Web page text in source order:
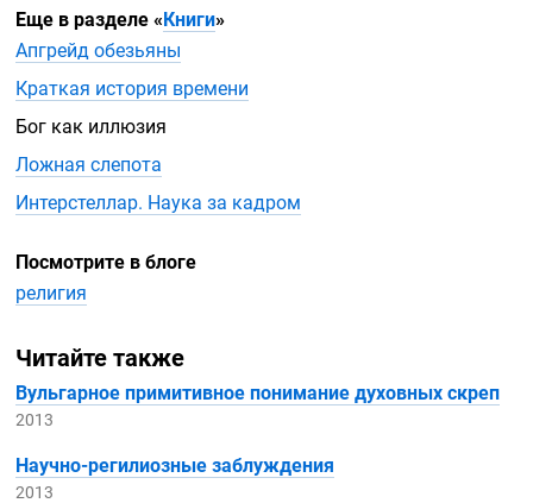
Еще в разделе«Книги»
Апгрейд обезьяны
Краткая история времени
Бог как иллюзия
Ложная слепота
Интерстеллар. Наука за кадром
Посмотрите в блоге
религия
Читайте также
Вульгарное примитивное понимание духовных скреп
2013
Научно-регилиозные заблуждения
2013